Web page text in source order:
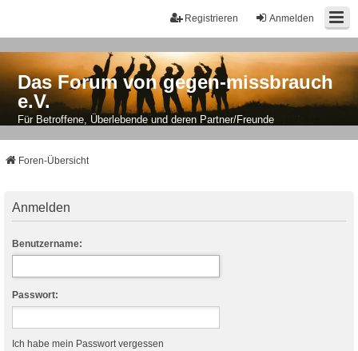
Anmelden
Registrieren
Das Forum von gegen-missbrauch
e.V.
Für Betroffene, Überlebende und deren Partner/Freunde
Foren-Übersicht
Anmelden
Benutzername:
Passwort:
Ich habe mein Passwort vergessen